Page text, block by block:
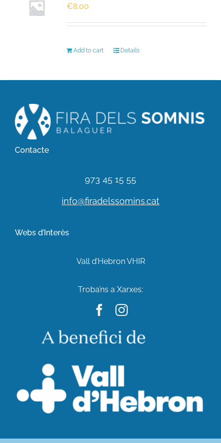
HISTÒRIC
FER UN DONATIU!
€8.00
Add to cart Details
Contacte
973 45 15 55
info@firadelssomins.cat
Webs d’Interès
Vall d’Hebron VHIR
Troba’ns a Xarxes: